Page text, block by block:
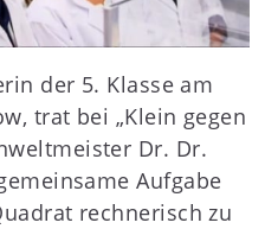
der 5. Klasse am
trat bei „Klein gegen
Dr. Dr.
Aufgabe
rechnerisch zu